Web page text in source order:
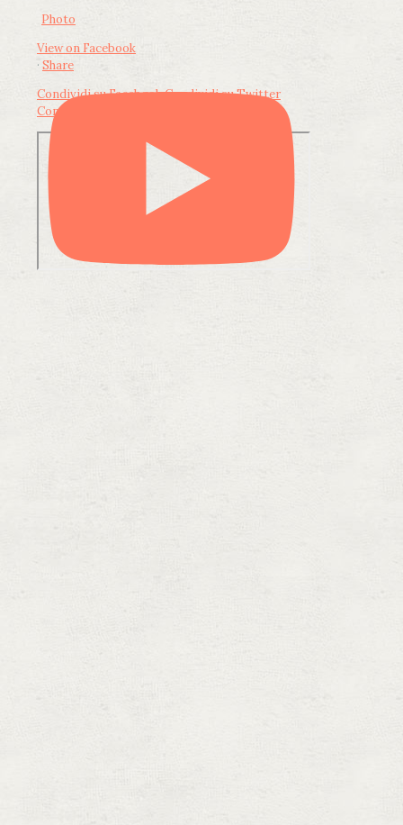
Photo
View on Facebook
· Share
Condividi su FacebookCondividi su Twitter
Condividi su LinkedIn